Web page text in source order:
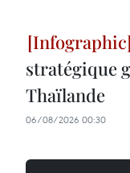
stratégique
Thaïlande
06/08/2026 00:30